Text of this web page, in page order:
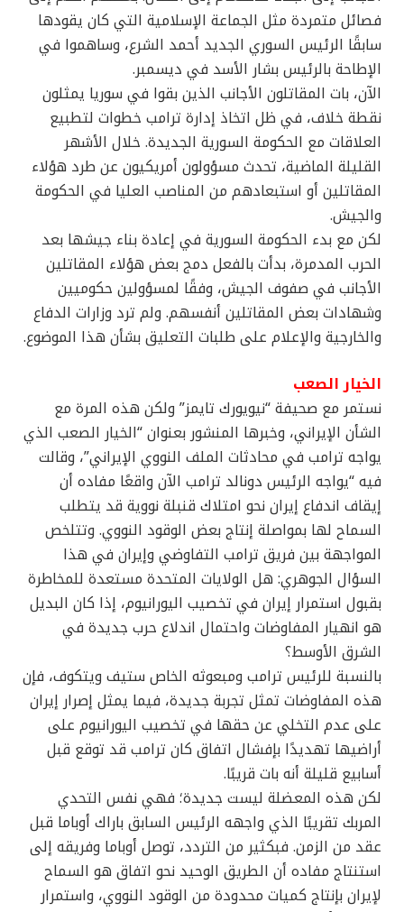
فصائل متمردة مثل الجماعة الإسلامية التي كان يقودها
سابقًا الرئيس السوري الجديد أحمد الشرع، وساهموا في
الإطاحة بالرئيس بشار الأسد في ديسمبر.
الآن، بات المقاتلون الأجانب الذين بقوا في سوريا يمثلون
نقطة خلاف، في ظل اتخاذ إدارة ترامب خطوات لتطبيع
العلاقات مع الحكومة السورية الجديدة. خلال الأشهر
القليلة الماضية، تحدث مسؤولون أمريكيون عن طرد هؤلاء
المقاتلين أو استبعادهم من المناصب العليا في الحكومة
والجيش.
لكن مع بدء الحكومة السورية في إعادة بناء جيشها بعد
الحرب المدمرة، بدأت بالفعل دمج بعض هؤلاء المقاتلين
الأجانب في صفوف الجيش، وفقًا لمسؤولين حكوميين
وشهادات بعض المقاتلين أنفسهم. ولم ترد وزارات الدفاع
والخارجية والإعلام على طلبات التعليق بشأن هذا الموضوع.
الخيار الصعب
نستمر مع صحيفة “نيويورك تايمز” ولكن هذه المرة مع
الشأن الإيراني، وخبرها المنشور بعنوان “الخيار الصعب الذي
يواجه ترامب في محادثات الملف النووي الإيراني”، وقالت
فيه “يواجه الرئيس دونالد ترامب الآن واقعًا مفاده أن
إيقاف اندفاع إيران نحو امتلاك قنبلة نووية قد يتطلب
السماح لها بمواصلة إنتاج بعض الوقود النووي. وتتلخص
المواجهة بين فريق ترامب التفاوضي وإيران في هذا
السؤال الجوهري: هل الولايات المتحدة مستعدة للمخاطرة
بقبول استمرار إيران في تخصيب اليورانيوم، إذا كان البديل
هو انهيار المفاوضات واحتمال اندلاع حرب جديدة في
الشرق الأوسط؟
بالنسبة للرئيس ترامب ومبعوثه الخاص ستيف ويتكوف، فإن
هذه المفاوضات تمثل تجربة جديدة، فيما يمثل إصرار إيران
على عدم التخلي عن حقها في تخصيب اليورانيوم على
أراضيها تهديدًا بإفشال اتفاق كان ترامب قد توقع قبل
أسابيع قليلة أنه بات قريبًا.
لكن هذه المعضلة ليست جديدة؛ فهي نفس التحدي
المربك تقريبًا الذي واجهه الرئيس السابق باراك أوباما قبل
عقد من الزمن. فبكثير من التردد، توصل أوباما وفريقه إلى
استنتاج مفاده أن الطريق الوحيد نحو اتفاق هو السماح
لإيران بإنتاج كميات محدودة من الوقود النووي، واستمرار